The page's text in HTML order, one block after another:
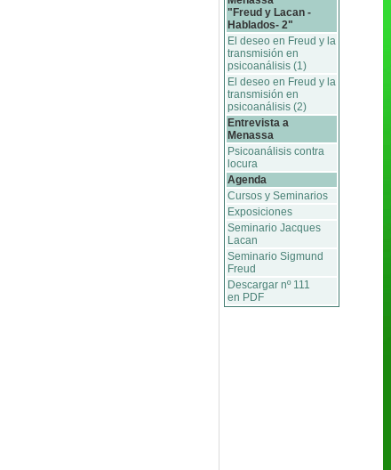
"Freud y Lacan -
Hablados- 2"
El deseo en Freud y la
transmisión en
psicoanálisis (1)
El deseo en Freud y la
transmisión en
psicoanálisis (2)
Entrevista a
Menassa
Psicoanálisis contra
locura
Agenda
Cursos y Seminarios
Exposiciones
Seminario Jacques
Lacan
Seminario Sigmund
Freud
Descargar nº 111
en PDF